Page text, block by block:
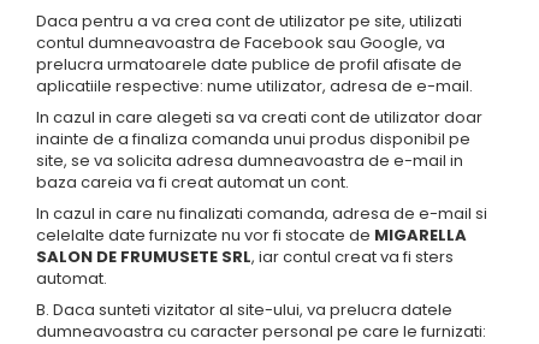
Daca pentru a va crea cont de utilizator pe site, utilizati
contul dumneavoastra de Facebook sau Google, va
prelucra urmatoarele date publice de profil afisate de
aplicatiile respective: nume utilizator, adresa de e-mail.
In cazul in care alegeti sa va creati cont de utilizator doar
inainte de a finaliza comanda unui produs disponibil pe
site, se va solicita adresa dumneavoastra de e-mail in
baza careia va fi creat automat un cont.
In cazul in care nu finalizati comanda, adresa de e-mail si
celelalte date furnizate nu vor fi stocate de MIGARELLA
SALON DE FRUMUSETE SRL, iar contul creat va fi sters
automat.
B. Daca sunteti vizitator al site-ului, va prelucra datele
dumneavoastra cu caracter personal pe care le furnizati: